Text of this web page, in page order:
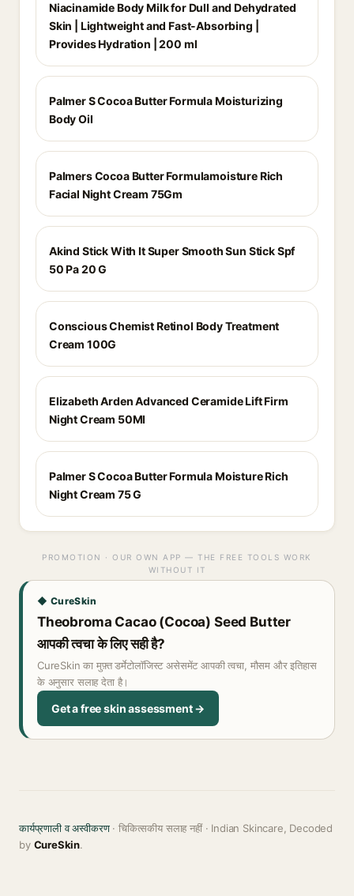
Niacinamide Body Milk for Dull and Dehydrated
Skin | Lightweight and Fast-Absorbing |
Provides Hydration | 200 ml
Palmer S Cocoa Butter Formula Moisturizing
Body Oil
Palmers Cocoa Butter Formulamoisture Rich
Facial Night Cream 75Gm
Akind Stick With It Super Smooth Sun Stick Spf
50 Pa 20 G
Conscious Chemist Retinol Body Treatment
Cream 100G
Elizabeth Arden Advanced Ceramide Lift Firm
Night Cream 50Ml
Palmer S Cocoa Butter Formula Moisture Rich
Night Cream 75 G
PROMOTION · OUR OWN APP — THE FREE TOOLS WORK
WITHOUT IT
◆ CureSkin
Theobroma Cacao (Cocoa) Seed Butter
आपकी त्वचा के लिए सही है?
CureSkin का मुफ़्त डर्मेटोलॉजिस्ट असेसमेंट आपकी त्वचा, मौसम और इतिहास
के अनुसार सलाह देता है।
Get a free skin assessment →
कार्यप्रणाली व अस्वीकरण· चिकित्सकीय सलाह नहीं · Indian Skincare, Decoded
by CureSkin.